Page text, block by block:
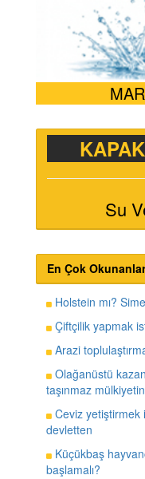
Su
En Çok Okunanlar
Holstein mı?
Çiftçilik yapmak
Arazi
Olağanüstü
taşınmaz
Ceviz yetiştirmek
devletten
Küçükbaş
başlamalı?